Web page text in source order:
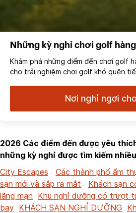
Những kỳ nghỉ chơi golf
Khám phá những điểm đến chơi golf
cho trải nghiệm chơi golf khó quên
Nơi nghỉ ngơi
2026 Các điểm đến được yêu
những kỳ nghỉ được tìm kiếm
City Escapes
Các thành phố ẩm
sạn mới và sắp ra mắt
Khách sạn
lãng mạn Khu nghỉ dưỡng có trượt
bay KHÁCH SẠN NGHỈ DƯỠNG